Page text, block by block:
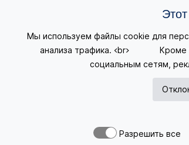
Танзания
Мы используем файлы cookie для
анализа трафика. <br> Кроме
социальным сетям,
Разрешить все